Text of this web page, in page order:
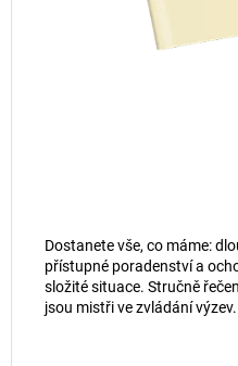
Dostanete vše, co máme:
přístupné poradenství a
složité situace. Stručně
jsou mistři ve zvládání výzev.